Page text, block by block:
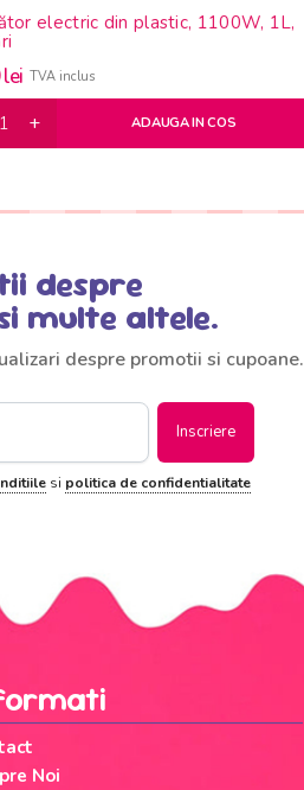
electric din plastic, 1100W, 1L,
lei TVA inclus
ADAUGA IN COS
despre
multe altele.
despre promotii si cupoane.
Inscriere
si politica de confidentialitate
Noi